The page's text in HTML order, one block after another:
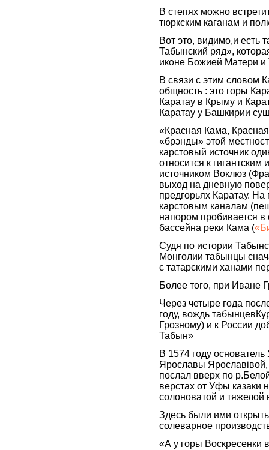
В степях можно
тюркским каганам и
Вот это, видимо,и есть
Табынский ряд»,
иконе Божией Матери и
В связи с этим словом
общность : это горы
Каратау в Крыму и
Каратау у Башкирии
«Красная Кама,
«брэнды» этой
карстовый источник
относится к
источником Воклюз
выход на дневную
предгорьях Каратау.
карстовым каналам
напором пробивается
бассейна реки Кама (
Судя по истории
Монголии табынцы
с татарскими ханами
Более того, при Иване
Через четыре года
году, вождь
Грозному) и к России
Табын»
В 1574 году
Ярославы
послал вверх по
верстах от Уфы казаки
солоноватой и тяжелой
Здесь были ими
солеварное
«А у горы Воскресенки